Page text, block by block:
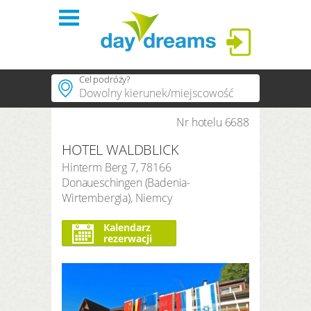
Logowanie
LOGOWANIE
Zapomniałeś(-aś) hasła?
Tematyczne
Informacja
Sklep
Cel podróży?
Popularne regiony
Popularne hotele
Trwanie
3 nocy
Okres wyszukiwania
dzieci 1pokój
Nr hotelu 6688
HOTEL WALDBLICK
Hinterm Berg 7,78166
Donaueschingen (Badenia-
Wirtembergia), Niemcy
Kalendarz
rezerwacji